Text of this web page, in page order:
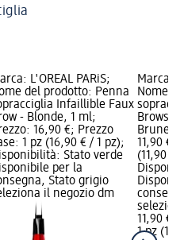
L'ORÉAL PARiS;
del prodotto: Penna
Infaillible Faux
- Blonde, 1 ml;
16,90 €; Prezzo
1 pz (16,90 € / 1 pz);
Stato verde
per la
Stato grigio
il negozio dm
Marca:
Nome
Brows
11,90 €;
(11,90 €
11,90 €
1 pz